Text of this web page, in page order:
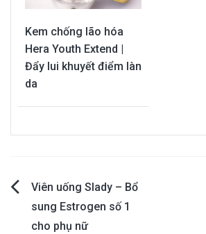
Kem chống lão hóa
Hera Youth Extend |
Đẩy lui khuyết điểm làn
da
Post
navigation
Viên uống Slady – Bổ
sung Estrogen số 1
cho phụ nữ